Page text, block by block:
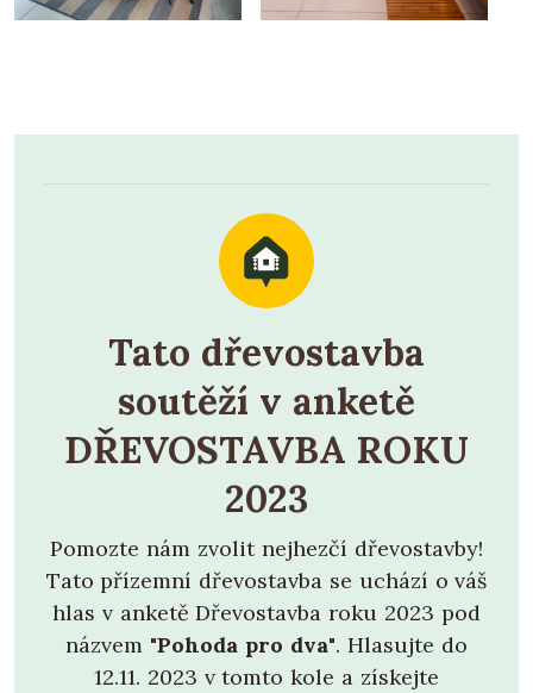
Tato dřevostavba
soutěží v anketě
DŘEVOSTAVBA ROKU
2023
Pomozte nám zvolit nejhezčí dřevostavby!
Tato přízemní dřevostavba se uchází o váš
hlas v anketě Dřevostavba roku 2023 pod
názvem "Pohoda pro dva". Hlasujte do
12.11. 2023 v tomto kole a získejte